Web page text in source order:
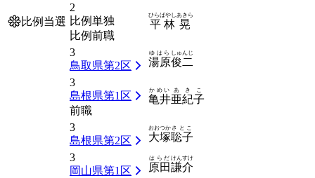
比例当選
2
比例単独
比例前職
平林
ひらばやし
晃
あきら
3
鳥取県第2区
湯原
ゆはら
俊二
しゅんじ
3
島根県第1区
前職
亀井
かめい
亜紀子
あきこ
3
島根県第2区
大塚
おおつか
聡子
さとこ
3
岡山県第1区
原田
はらだ
謙介
けんすけ